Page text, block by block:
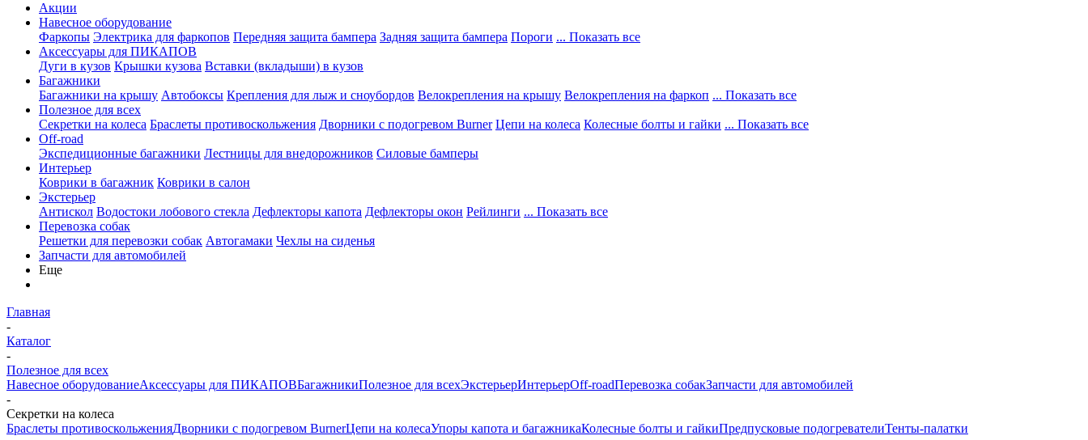
Акции
Навесное оборудование
Фаркопы Электрика для фаркопов Передняя защита бампера Задняя защита бампера Пороги ... Показать все
Аксессуары для ПИКАПОВ
Дуги в кузов Крышки кузова Вставки (вкладыши) в кузов
Багажники
Багажники на крышу Автобоксы Крепления для лыж и сноубордов Велокрепления на крышу Велокрепления на фаркоп ... Показать все
Полезное для всех
Секретки на колеса Браслеты противоскольжения Дворники с подогревом Burner Цепи на колеса Колесные болты и гайки ... Показать все
Off-road
Экспедиционные багажники Лестницы для внедорожников Силовые бамперы
Интерьер
Коврики в багажник Коврики в салон
Экстерьер
Антискол Водостоки лобового стекла Дефлекторы капота Дефлекторы окон Рейлинги ... Показать все
Перевозка собак
Решетки для перевозки собак Автогамаки Чехлы на сиденья
Запчасти для автомобилей
Еще
Главная
-
Каталог
-
Полезное для всех
Навесное оборудованиеАксессуары для ПИКАПОВБагажникиПолезное для всехЭкстерьерИнтерьерOff-roadПеревозка собакЗапчасти для автомобилей
-
Секретки на колеса
Браслеты противоскольженияДворники с подогревом BurnerЦепи на колесаУпоры капота и багажникаКолесные болты и гайкиПредпусковые подогревателиТенты-палатки